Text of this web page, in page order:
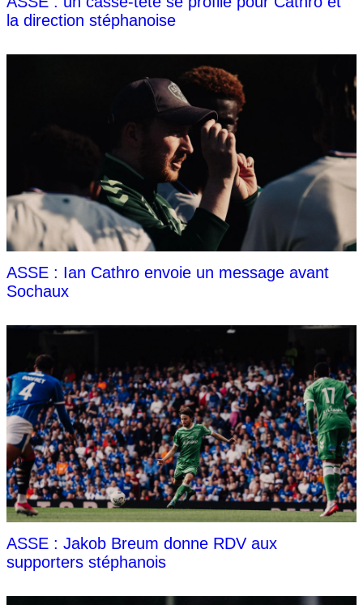
la direction stéphanoise
ASSE : Ian Cathro envoie un message avant
Sochaux
ASSE : Jakob Breum donne RDV aux
supporters stéphanois